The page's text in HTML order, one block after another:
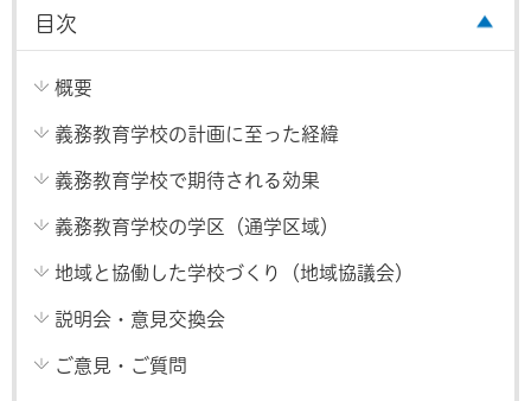
目次
概要
義務教育学校の計画に至った経緯
義務教育学校で期待される効果
義務教育学校の学区（通学区域）
地域と協働した学校づくり（地域協議会）
説明会・意見交換会
ご意見・ご質問